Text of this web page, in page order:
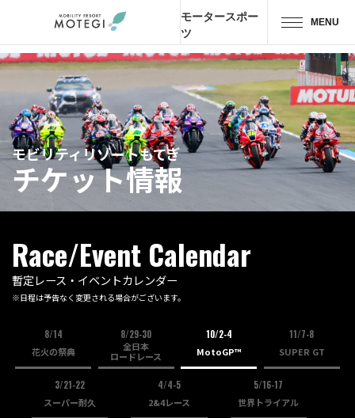
モータースポー
ツ
MENU
トップページ CH
エリア・施設
アトラクション・アクティビティ
モータースポーツ
ホテル・ キャンプ
グッズ＆ ショップ
モビリティリゾートもてぎ
チケット情報
Race/Event Calendar
暫定レース・イベントカレンダー
※日程は予告なく変更される場合がございます。
8/14
花火の祭典
8/29-30
全日本
ロードレース
10/2-4
MotoGP™
11/7-8
SUPER GT
3/21-22
スーパー耐久
4/4-5
2&4レース
5/16-17
世界トライアル